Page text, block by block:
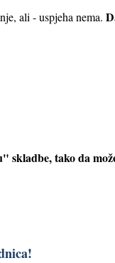
ali - uspjeha nema.
tako da